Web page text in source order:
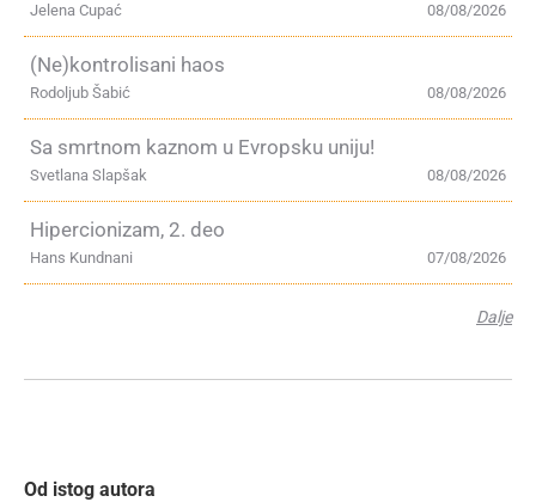
08/08/2026
Jelena Cupać
(Ne)kontrolisani haos
08/08/2026
Rodoljub Šabić
Sa smrtnom kaznom u Evropsku uniju!
08/08/2026
Svetlana Slapšak
Hipercionizam, 2. deo
07/08/2026
Hans Kundnani
Dalje
Od istog autora